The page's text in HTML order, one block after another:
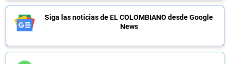
Siga las noticias de EL COLOMBIANO desde Google
News